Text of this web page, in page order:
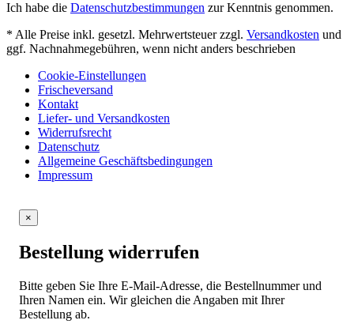
Ich habe die Datenschutzbestimmungen zur Kenntnis genommen.
* Alle Preise inkl. gesetzl. Mehrwertsteuer zzgl. Versandkosten und
ggf. Nachnahmegebühren, wenn nicht anders beschrieben
Cookie-Einstellungen
Frischeversand
Kontakt
Liefer- und Versandkosten
Widerrufsrecht
Datenschutz
Allgemeine Geschäftsbedingungen
Impressum
×
Bestellung widerrufen
Bitte geben Sie Ihre E-Mail-Adresse, die Bestellnummer und
Ihren Namen ein. Wir gleichen die Angaben mit Ihrer
Bestellung ab.